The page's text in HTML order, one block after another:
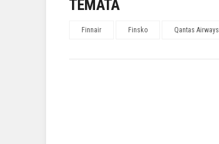
TÉMATA
Finnair Finsko Qantas Airways